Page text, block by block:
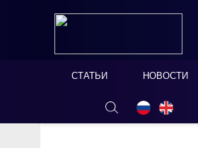
СТАТЬИ НОВОСТИ
ОНЛАЙН ТАБЛО СКРЫТЬ